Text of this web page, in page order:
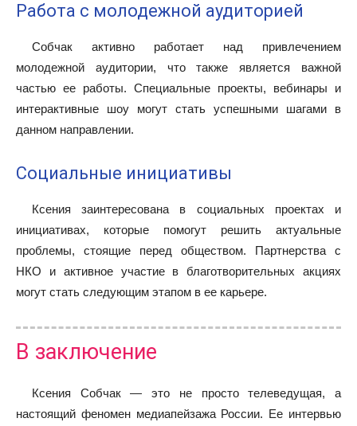
Работа с молодежной аудиторией
Собчак активно работает над привлечением
молодежной аудитории, что также является важной
частью ее работы. Специальные проекты, вебинары и
интерактивные шоу могут стать успешными шагами в
данном направлении.
Социальные инициативы
Ксения заинтересована в социальных проектах и
инициативах, которые помогут решить актуальные
проблемы, стоящие перед обществом. Партнерства с
НКО и активное участие в благотворительных акциях
могут стать следующим этапом в ее карьере.
В заключение
Ксения Собчак — это не просто телеведущая, а
настоящий феномен медиапейзажа России. Ее интервью